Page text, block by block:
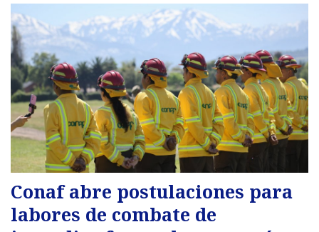
Conaf abre postulaciones para
labores de combate de